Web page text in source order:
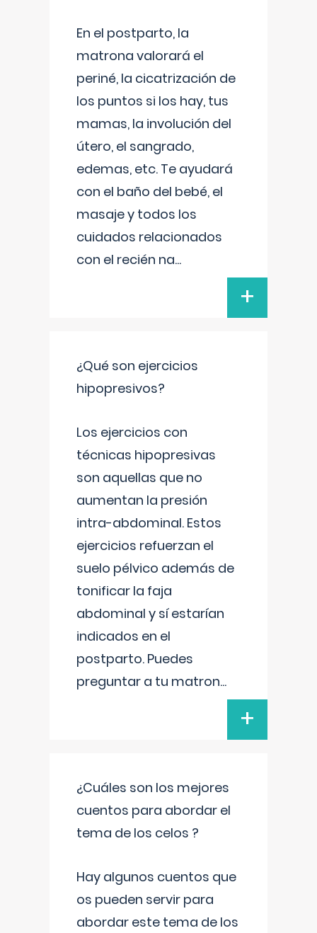
En el postparto, la
matrona valorará el
periné, la cicatrización de
los puntos si los hay, tus
mamas, la involución del
útero, el sangrado,
edemas, etc. Te ayudará
con el baño del bebé, el
masaje y todos los
cuidados relacionados
con el recién na...
+
¿Qué son ejercicios
hipopresivos?
Los ejercicios con
técnicas hipopresivas
son aquellas que no
aumentan la presión
intra-abdominal. Estos
ejercicios refuerzan el
suelo pélvico además de
tonificar la faja
abdominal y sí estarían
indicados en el
postparto. Puedes
preguntar a tu matron...
+
¿Cuáles son los mejores
cuentos para abordar el
tema de los celos ?
Hay algunos cuentos que
os pueden servir para
abordar este tema de los